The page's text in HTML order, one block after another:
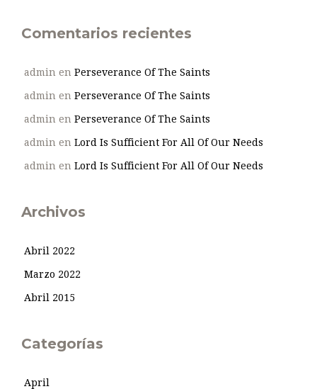
Comentarios recientes
admin en Perseverance Of The Saints
admin en Perseverance Of The Saints
admin en Perseverance Of The Saints
admin en Lord Is Sufficient For All Of Our Needs
admin en Lord Is Sufficient For All Of Our Needs
Archivos
Abril 2022
Marzo 2022
Abril 2015
Categorías
April